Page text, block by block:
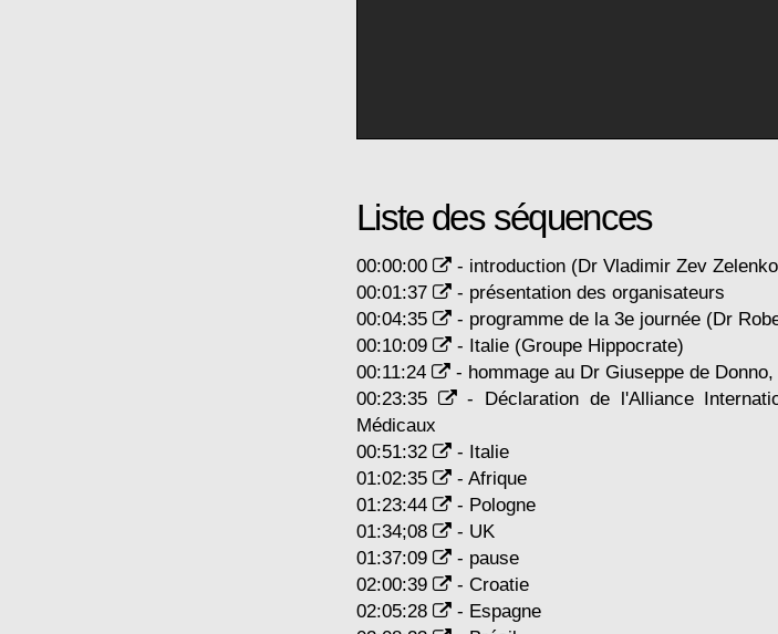
Liste des séquences
00:00:00 - introduction (Dr Vladimir Zev
00:01:37
- présentation des organisateurs
00:04:35
- programme de la 3e journée (Dr
00:10:09
- Italie (Groupe Hippocrate)
00:11:24
- hommage au Dr Giuseppe de
00:23:35
- Déclaration de l'Alliance
Médicaux
00:51:32
- Italie
01:02:35
- Afrique
01:23:44
- Pologne
01:34;08
- UK
01:37:09
- pause
02:00:39
- Croatie
02:05:28
- Espagne